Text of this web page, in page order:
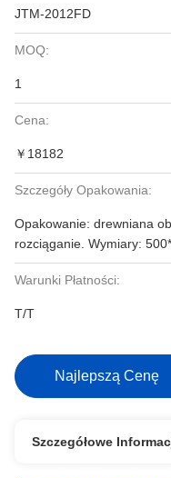
JTM-2012FD
MOQ:
1
Cena:
￥18182
Szczegóły Opakowania:
Opakowanie: drewniana
rozciąganie. Wymiary:
Warunki Płatności:
T/T
Najlepszą Cenę
Szczegółowe